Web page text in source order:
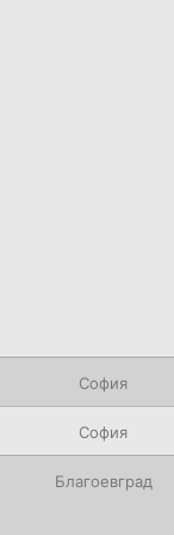
София
София
Благоевград